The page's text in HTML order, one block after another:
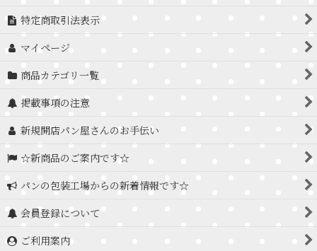
特定商取引法表示
マイページ
商品カテゴリ一覧
掲載事項の注意
新規開店パン屋さんのお手伝い
☆新商品のご案内です☆
パンの包装工場からの新着情報です☆
会員登録について
ご利用案内